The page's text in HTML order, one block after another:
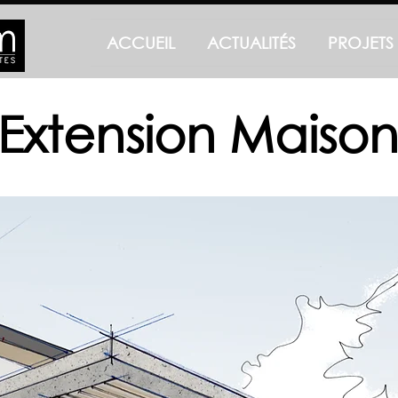
ACCUEIL ACTUALITÉS PROJETS
Maison